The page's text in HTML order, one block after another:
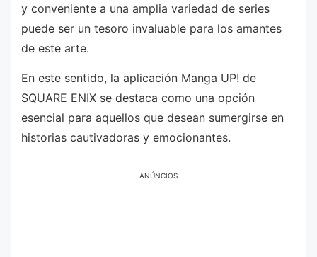
y conveniente a una amplia variedad de series
puede ser un tesoro invaluable para los amantes
de este arte.
En este sentido, la aplicación Manga UP! de
SQUARE ENIX se destaca como una opción
esencial para aquellos que desean sumergirse en
historias cautivadoras y emocionantes.
ANÚNCIOS